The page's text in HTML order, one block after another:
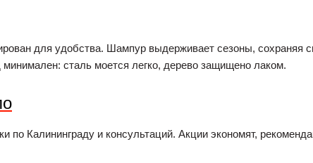
для удобства. Шампур выдерживает сезоны, сохраняя
сталь моется легко, дерево защищено лаком.
Калининграду и консультаций. Акции экономят,